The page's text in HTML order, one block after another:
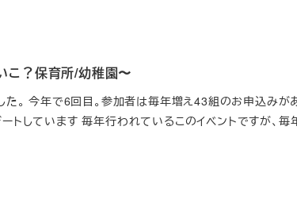
こ？保育所/幼稚園〜
。 今年で6回目。参加者は毎年増え43組のお申込みが
トしています 毎年行われているこのイベントですが、毎